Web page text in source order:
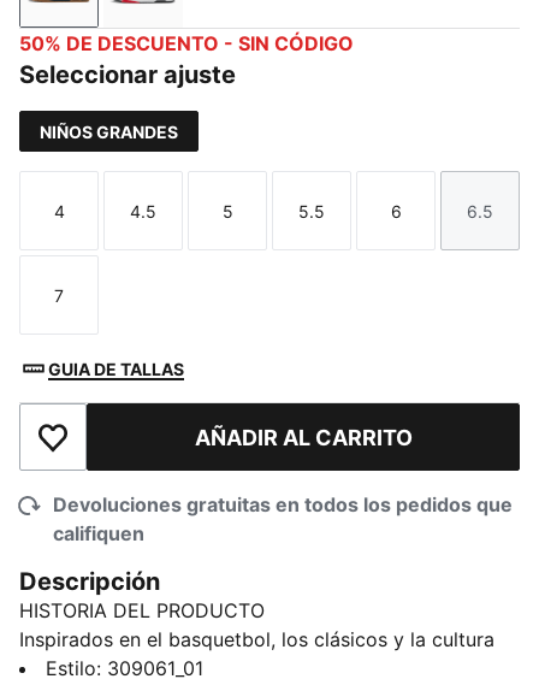
50% DE DESCUENTO - SIN CÓDIGO
Seleccionar ajuste
NIÑOS GRANDES
Talla
4
Talla
4.5
Talla
5
Talla
5.5
Talla
6
Talla
6.5
Talla
7
GUIA DE TALLAS
Añadir a la lista de deseosAÑADIR AL CARRITO
Devoluciones gratuitas en todos los pedidos que
califiquen
Descripción
HISTORIA DEL PRODUCTO
Inspirados en el basquetbol, los clásicos y la cultura
pop, ahora con el estilo distintivo de Ferrari, estos
Estilo: 309061_01